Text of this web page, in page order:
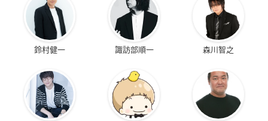
鈴村健一 諏訪部順一 森川智之